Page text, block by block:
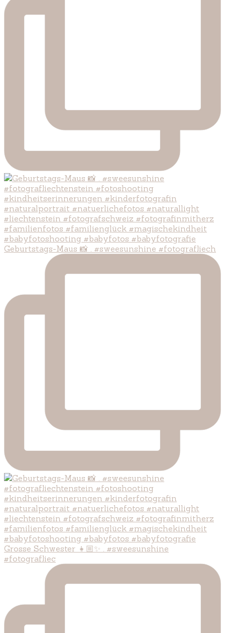
Geburtstags-Maus 📸 . #sweesunshine #fotografliech
Grosse Schwester 👧🏼✨ . #sweesunshine
#fotografliec